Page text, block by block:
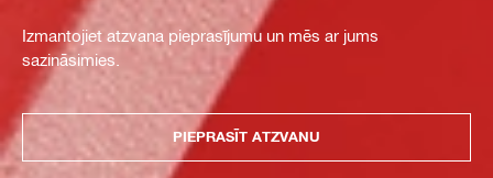
Izmantojiet atzvana pieprasījumu un mēs ar jums
sazināsimies.
PIEPRASĪT ATZVANU